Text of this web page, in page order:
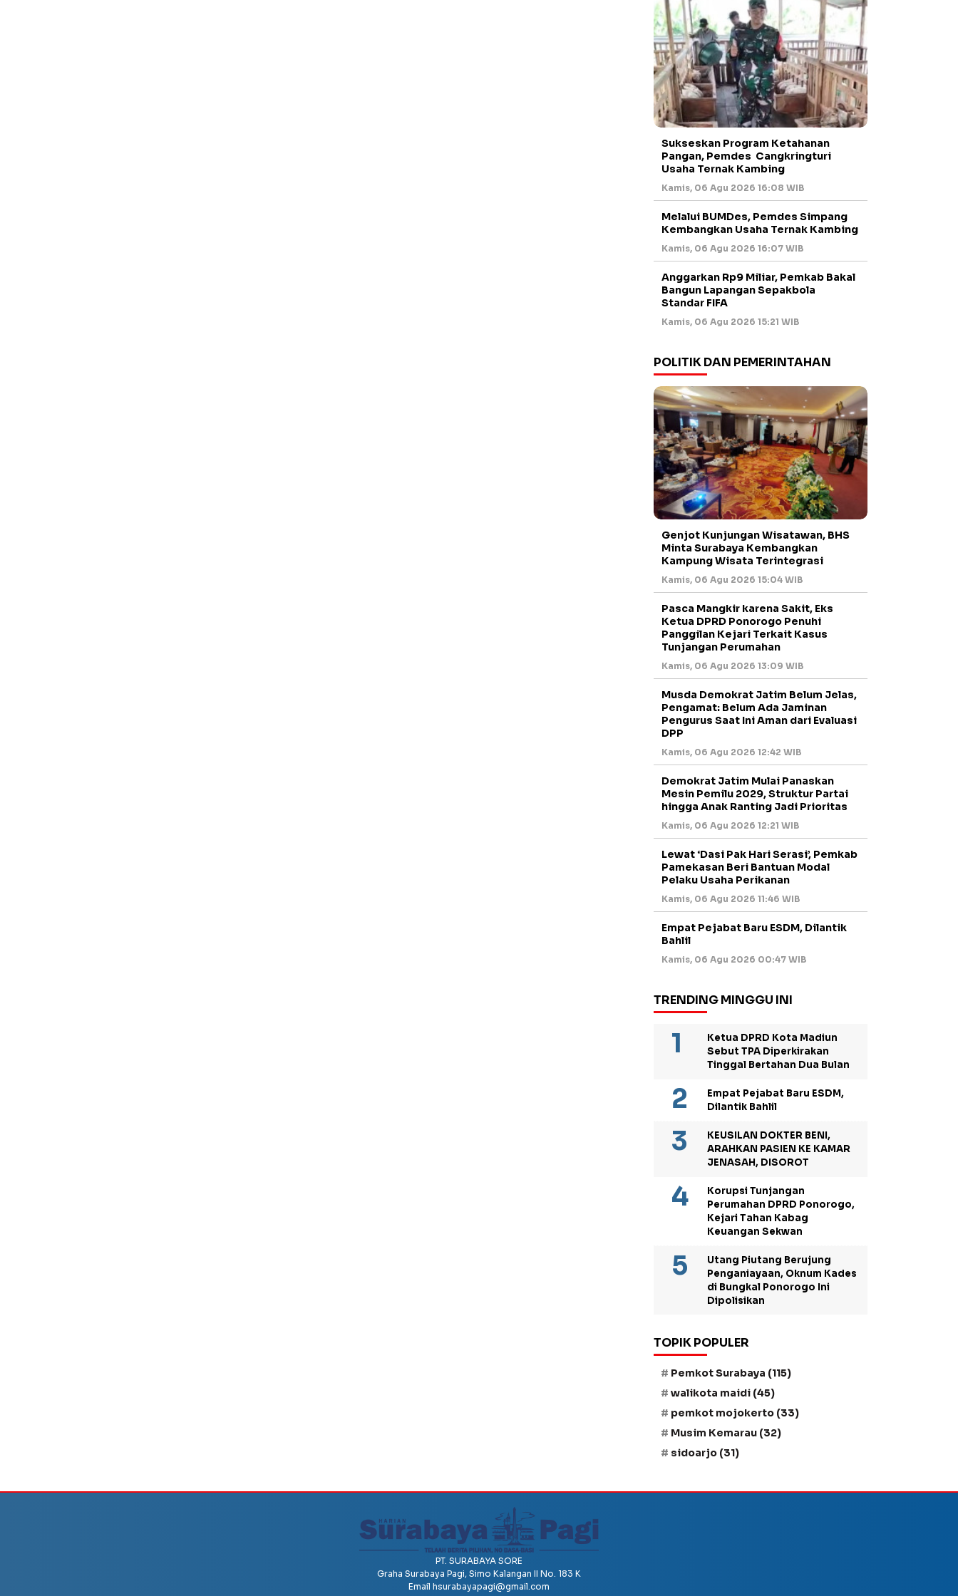
Sukseskan Program Ketahanan
Pangan, Pemdes Cangkringturi
Usaha Ternak Kambing
Kamis, 06 Agu 2026 16:08 WIB
Melalui BUMDes, Pemdes Simpang
Kembangkan Usaha Ternak Kambing
Kamis, 06 Agu 2026 16:07 WIB
Anggarkan Rp9 Miliar, Pemkab Bakal
Bangun Lapangan Sepakbola
Standar FIFA
Kamis, 06 Agu 2026 15:21 WIB
POLITIK DAN PEMERINTAHAN
Genjot Kunjungan Wisatawan, BHS
Minta Surabaya Kembangkan
Kampung Wisata Terintegrasi
Kamis, 06 Agu 2026 15:04 WIB
Pasca Mangkir karena Sakit, Eks
Ketua DPRD Ponorogo Penuhi
Panggilan Kejari Terkait Kasus
Tunjangan Perumahan
Kamis, 06 Agu 2026 13:09 WIB
Musda Demokrat Jatim Belum Jelas,
Pengamat: Belum Ada Jaminan
Pengurus Saat Ini Aman dari Evaluasi
DPP
Kamis, 06 Agu 2026 12:42 WIB
Demokrat Jatim Mulai Panaskan
Mesin Pemilu 2029, Struktur Partai
hingga Anak Ranting Jadi Prioritas
Kamis, 06 Agu 2026 12:21 WIB
Lewat ‘Dasi Pak Hari Serasi’, Pemkab
Pamekasan Beri Bantuan Modal
Pelaku Usaha Perikanan
Kamis, 06 Agu 2026 11:46 WIB
Empat Pejabat Baru ESDM, Dilantik
Bahlil
Kamis, 06 Agu 2026 00:47 WIB
TRENDING MINGGU INI
Ketua DPRD Kota Madiun
Sebut TPA Diperkirakan
Tinggal Bertahan Dua Bulan
Empat Pejabat Baru ESDM,
Dilantik Bahlil
KEUSILAN DOKTER BENI,
ARAHKAN PASIEN KE KAMAR
JENASAH, DISOROT
Korupsi Tunjangan
Perumahan DPRD Ponorogo,
Kejari Tahan Kabag
Keuangan Sekwan
Utang Piutang Berujung
Penganiayaan, Oknum Kades
di Bungkal Ponorogo Ini
Dipolisikan
TOPIK POPULER
Pemkot Surabaya (115)
walikota maidi (45)
pemkot mojokerto (33)
Musim Kemarau (32)
sidoarjo (31)
PT. SURABAYA SORE
Graha Surabaya Pagi, Simo Kalangan II No. 183 K
Email hsurabayapagi@gmail.com